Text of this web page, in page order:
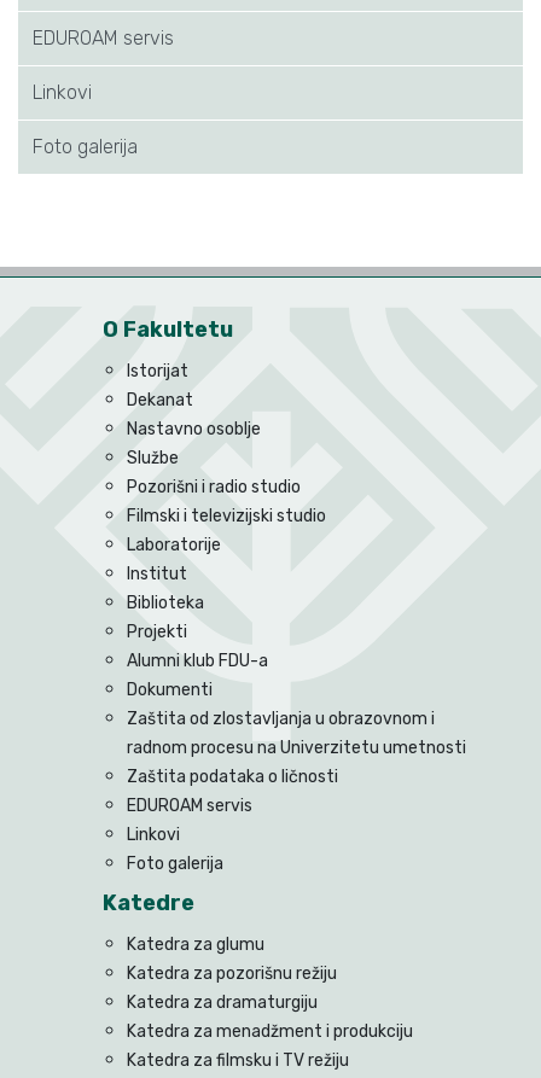
EDUROAM servis
Linkovi
Foto galerija
O Fakultetu
Istorijat
Dekanat
Nastavno osoblje
Službe
Pozorišni i radio studio
Filmski i televizijski studio
Laboratorije
Institut
Biblioteka
Projekti
Alumni klub FDU-a
Dokumenti
Zaštita od zlostavljanja u obrazovnom i
radnom procesu na Univerzitetu umetnosti
Zaštita podataka o ličnosti
EDUROAM servis
Linkovi
Foto galerija
Katedre
Katedra za glumu
Katedra za pozorišnu režiju
Katedra za dramaturgiju
Katedra za menadžment i produkciju
Katedra za filmsku i TV režiju